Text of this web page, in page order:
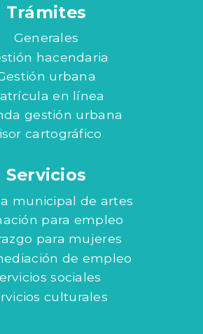
Trámites
Generales
hacendaria
urbana
en línea
gestión urbana
cartográfico
Servicios
municipal de artes
para empleo
para mujeres
de empleo
sociales
culturales